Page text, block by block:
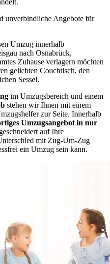
unverbindliche Angebote für
Umzug innerhalb
nach Osnabrück,
Zuhause verlagern möchten
geliebten Couchtisch, den
Sessel.
im Umzugsbereich und einem
stehen wir Ihnen mit einem
zur Seite. Innerhalb
Umzugsangebot in nur
auf Ihre
mit Zug-Um-Zug
ein Umzug sein kann.